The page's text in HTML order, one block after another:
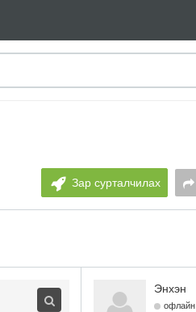
Зар сурталчилах
Энхэн
офлайн